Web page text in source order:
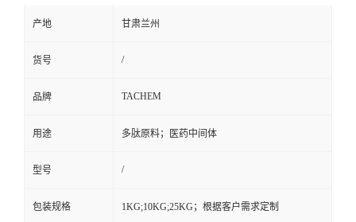
产地 甘肃兰州
货号 /
品牌 TACHEM
用途 多肽原料；医药中间体
型号 /
包装规格 1KG;10KG;25KG；根据客户需求定制